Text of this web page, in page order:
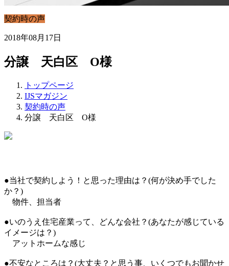
契約時の声
2018年08月17日
分譲 天白区 O様
トップページ
IJSマガジン
契約時の声
分譲 天白区 O様
●当社で契約しよう！と思った理由は？(何が決め手でした
か？)
物件、担当者
●いのうえ住宅産業って、どんな会社？(あなたが感じている
イメージは？)
アットホームな感じ
●不安なところは？(大丈夫？と思う事、いくつでもお聞かせ